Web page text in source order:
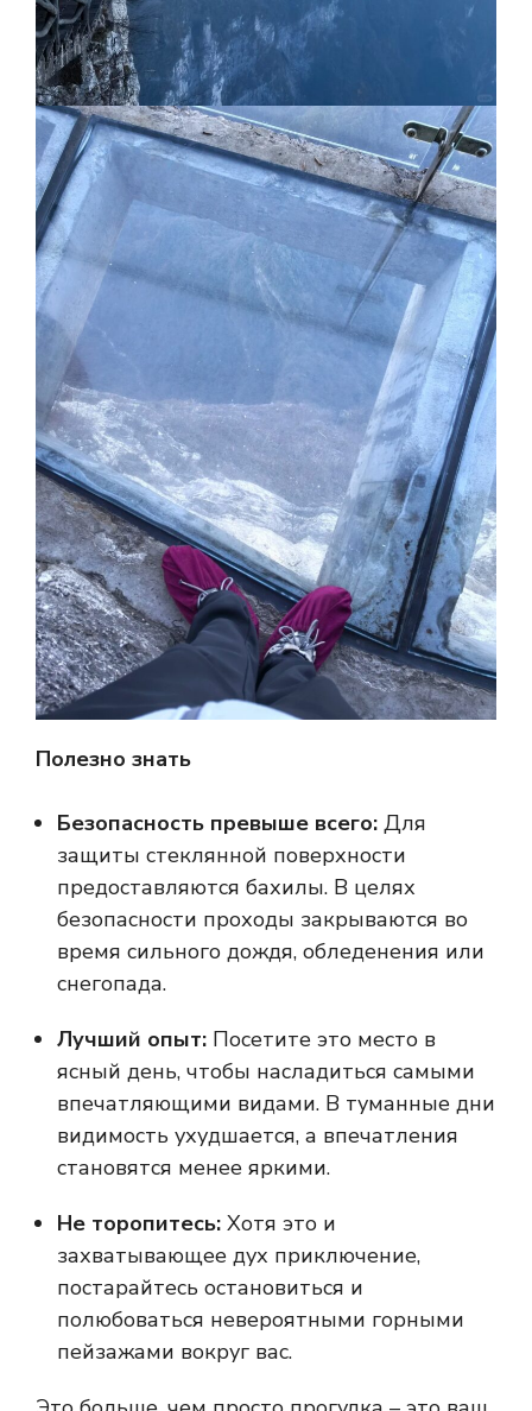
Полезно знать
Безопасность превыше всего: Для
защиты стеклянной поверхности
предоставляются бахилы. В целях
безопасности проходы закрываются во
время сильного дождя, обледенения или
снегопада.
Лучший опыт: Посетите это место в
ясный день, чтобы насладиться самыми
впечатляющими видами. В туманные дни
видимость ухудшается, а впечатления
становятся менее яркими.
Не торопитесь: Хотя это и
захватывающее дух приключение,
постарайтесь остановиться и
полюбоваться невероятными горными
пейзажами вокруг вас.